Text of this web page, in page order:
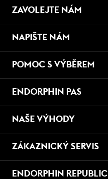
ZAVOLEJTE NÁM
NAPIŠTE NÁM
POMOC S VÝBĚREM
ENDORPHIN PAS
NAŠE VÝHODY
ZÁKAZNICKÝ SERVIS
ENDORPHIN REPUBLIC